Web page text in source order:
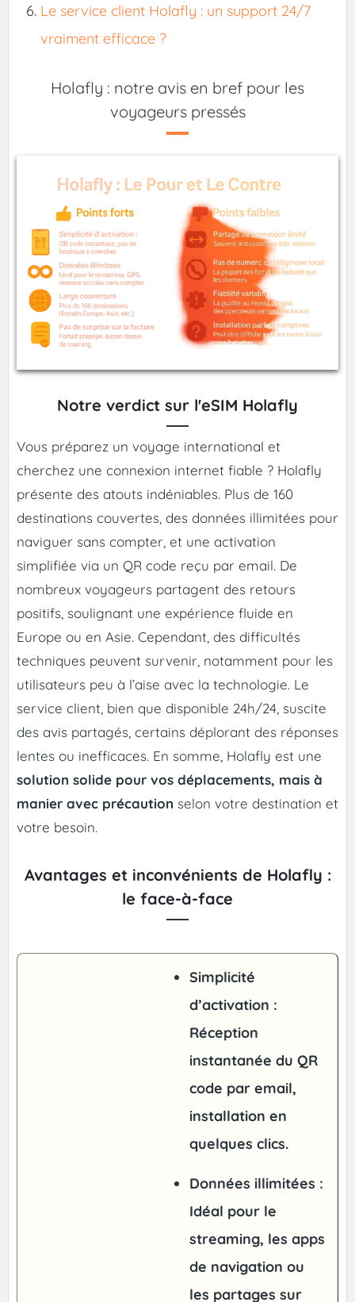
Le service client Holafly : un support 24/7
vraiment efficace ?
Holafly : notre avis en bref pour les
voyageurs pressés
Notre verdict sur l'eSIM Holafly
Vous préparez un voyage international et
cherchez une connexion internet fiable ? Holafly
présente des atouts indéniables. Plus de 160
destinations couvertes, des données illimitées pour
naviguer sans compter, et une activation
simplifiée via un QR code reçu par email. De
nombreux voyageurs partagent des retours
positifs, soulignant une expérience fluide en
Europe ou en Asie. Cependant, des difficultés
techniques peuvent survenir, notamment pour les
utilisateurs peu à l’aise avec la technologie. Le
service client, bien que disponible 24h/24, suscite
des avis partagés, certains déplorant des réponses
lentes ou inefficaces. En somme, Holafly est une
solution solide pour vos déplacements, mais à
manier avec précaution selon votre destination et
votre besoin.
Avantages et inconvénients de Holafly :
le face-à-face
Simplicité
d’activation :
Réception
instantanée du QR
code par email,
installation en
quelques clics.
Données illimitées :
Idéal pour le
streaming, les apps
de navigation ou
les partages sur